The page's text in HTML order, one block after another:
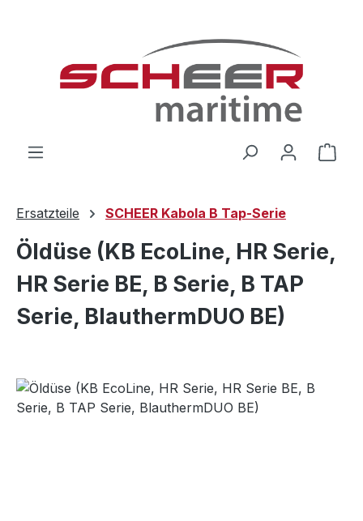
Ersatzteile SCHEER Kabola B Tap-Serie
Öldüse (KB EcoLine, HR Serie,
HR Serie BE, B Serie, B TAP
Serie, BlauthermDUO BE)
Bildergalerie überspringen